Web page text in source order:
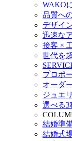
WAKO
品質へ
デザイ
迅速な
接客 ×
世代を
プロポ
オーダ
ジュエ
選べる3
結婚準
結婚式